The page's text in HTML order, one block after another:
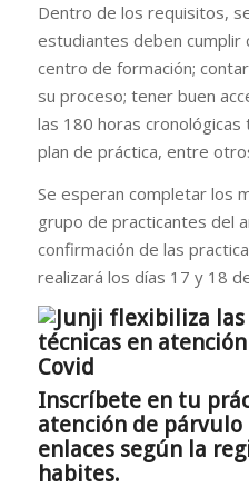
Dentro de los requisitos,
estudiantes deben cumplir
centro de formación;
su proceso; tener buen
las 180 horas
plan de práctica, entre
Se esperan completar los
grupo de practicantes del
confirmación de las
realizará los días 17 y 18
Inscríbete en tu
atención de
enlaces según la
habites.